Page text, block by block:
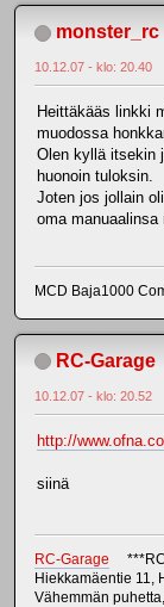
monster_rc
10.12.07 - klo: 20.40
Heittäkääs linkki
muodossa
Olen kyllä itsekin
huonoin tuloksin.
Joten jos jollain
oma manuaalinsa
MCD Baja1000
RC-Garage
10.12.07 - klo: 20.52
http://
siinä
RC-Garage ***RC
Hiekkamäentie 11,
Vähemmän